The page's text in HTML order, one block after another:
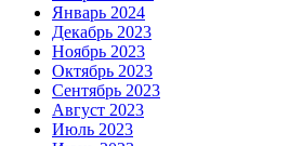
Январь 2024
Декабрь 2023
Ноябрь 2023
Октябрь 2023
Сентябрь 2023
Август 2023
Июль 2023